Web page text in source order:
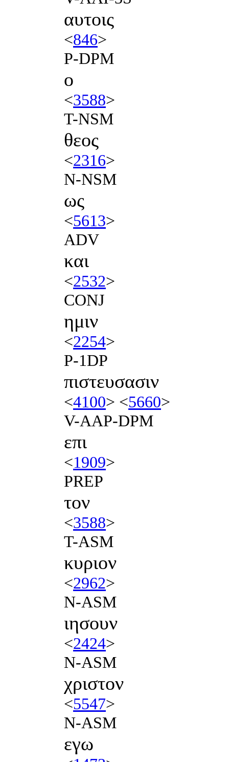
αυτοις
<846>
P-DPM
ο
<3588>
T-NSM
θεος
<2316>
N-NSM
ως
<5613>
ADV
και
<2532>
CONJ
ημιν
<2254>
P-1DP
πιστευσασιν
<4100> <5660>
V-AAP-DPM
επι
<1909>
PREP
τον
<3588>
T-ASM
κυριον
<2962>
N-ASM
ιησουν
<2424>
N-ASM
χριστον
<5547>
N-ASM
εγω